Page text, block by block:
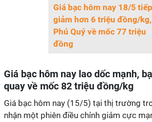
Giá bạc hôm nay 18/5
giảm hơn 6 triệu đồng/
Phú Quý về mốc 77 triệu
đồng
Giá bạc hôm nay lao dốc mạnh,
quay về mốc 82 triệu đồng/kg
Giá bạc hôm nay (15/5) tại thị trường
nhận một phiên điều chỉnh giảm cực